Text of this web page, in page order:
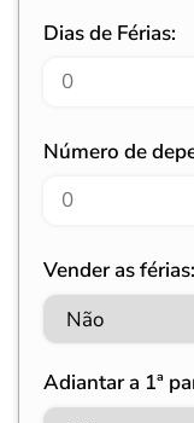
Dias de Férias:
Número de
Vender as férias:
Adiantar a 1ª